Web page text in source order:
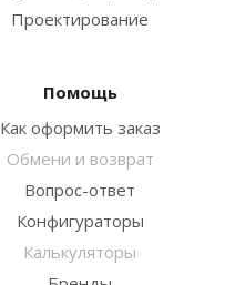
Проектирование
Помощь
Как оформить заказ
Обмени и возврат
Вопрос-ответ
Конфигураторы
Калькуляторы